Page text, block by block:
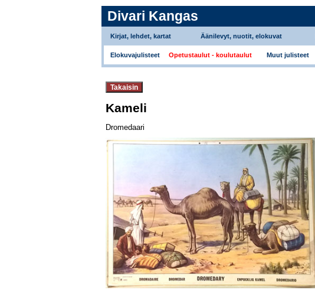
Divari Kangas
Kirjat, lehdet, kartat Äänilevyt, nuotit, elokuvat
Elokuvajulisteet Opetustaulut - koulutaulut Muut julisteet
Kameli
Dromedaari